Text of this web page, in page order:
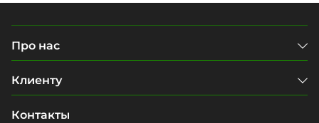
Про нас
Клиенту
Контакты